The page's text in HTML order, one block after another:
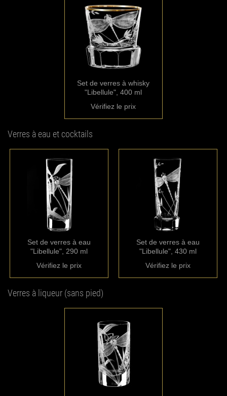
Set de verres à whisky
"Libellule", 400 ml
Vérifiez le prix
Verres à eau et cocktails
Set de verres à eau
"Libellule", 290 ml
Vérifiez le prix
Set de verres à eau
"Libellule", 430 ml
Vérifiez le prix
Verres à liqueur (sans pied)